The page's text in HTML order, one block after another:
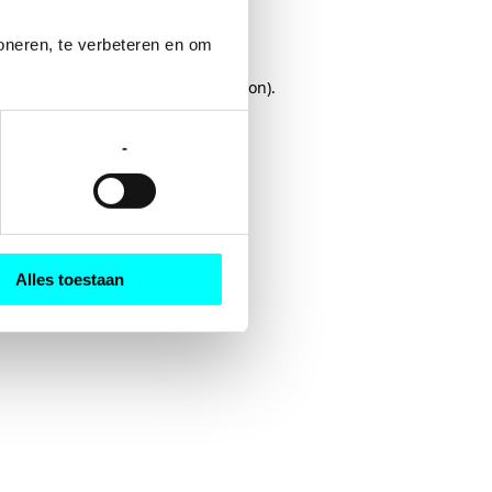
te verbeteren en om
-
Alles toestaan
for more information).